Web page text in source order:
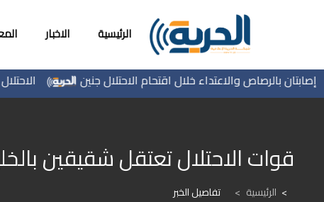
الرئيسية الاخبار
الاحتلال بالرصاص والاعتداء خلال اقتحام الاحتلال جنين
قوات الاحتلال تعتقل شقيقين
الرئيسية > تفاصيل الخبر